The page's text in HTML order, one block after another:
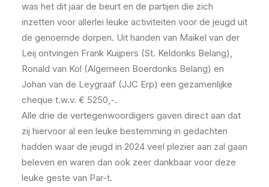
was het dit jaar de beurt en de partijen die zich
inzetten voor allerlei leuke activiteiten voor de jeugd uit
de genoemde dorpen. Uit handen van Maikel van der
Leij ontvingen Frank Kuijpers (St. Keldonks Belang),
Ronald van Kol (Algemeen Boerdonks Belang) en
Johan van de Leygraaf (JJC Erp) een gezamenlijke
cheque t.w.v. € 5250,-.
Alle drie de vertegenwoordigers gaven direct aan dat
zij hiervoor al een leuke bestemming in gedachten
hadden waar de jeugd in 2024 veel plezier aan zal gaan
beleven en waren dan ook zeer dankbaar voor deze
leuke geste van Par-t.